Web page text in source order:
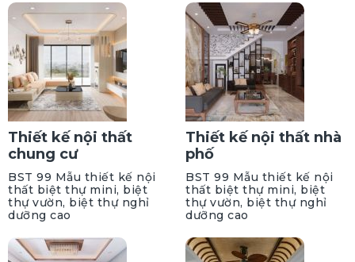
Thiết kế nội thất
chung cư
BST 99 Mẫu thiết kế nội
thất biệt thự mini, biệt
thự vườn, biệt thự nghỉ
dưỡng cao
Thiết kế nội thất nhà
phố
BST 99 Mẫu thiết kế nội
thất biệt thự mini, biệt
thự vườn, biệt thự nghỉ
dưỡng cao